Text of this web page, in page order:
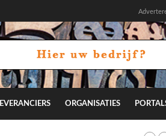
ORGANISATIES